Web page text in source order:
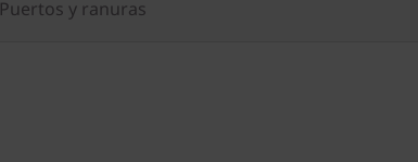
Puertos y ranuras